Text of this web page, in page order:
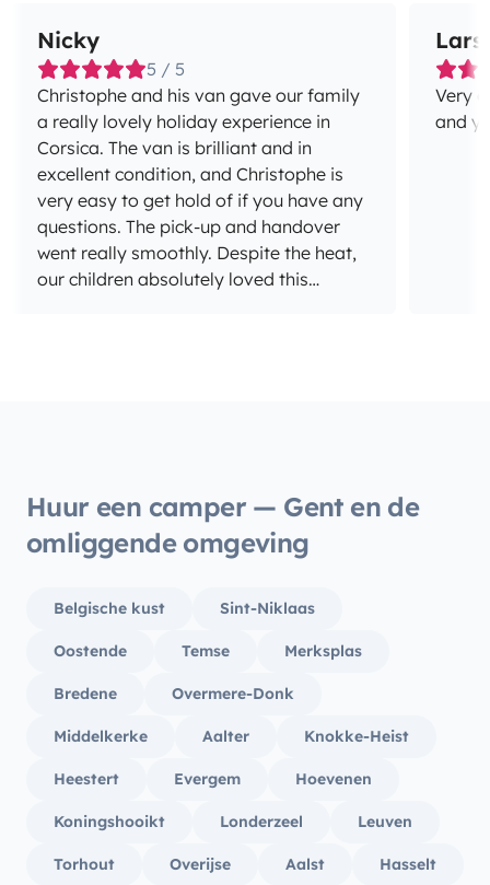
Nicky
5 / 5
Christophe and his van gave our family
a really lovely holiday experience in
Corsica. The van is brilliant and in
excellent condition, and Christophe is
very easy to get hold of if you have any
questions. The pick-up and handover
went really smoothly. Despite the heat,
our children absolutely loved this
Lars
Very
and
Huur een camper — Gent en de
omliggende omgeving
Belgische kust Sint-Niklaas
Oostende Temse Merksplas
Bredene Overmere-Donk
Middelkerke Aalter Knokke-Heist
Heestert Evergem Hoevenen
Koningshooikt Londerzeel Leuven
Torhout Overijse Aalst Hasselt